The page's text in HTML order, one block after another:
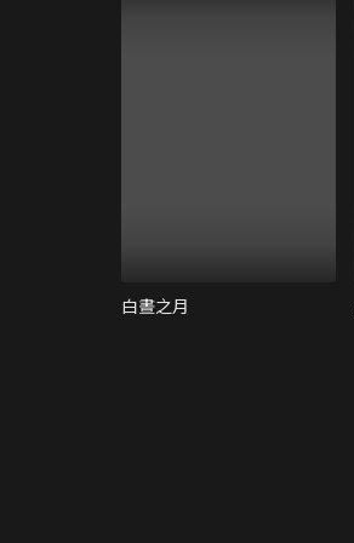
白晝之月